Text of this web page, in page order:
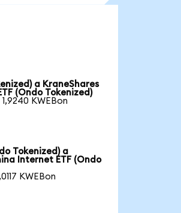
a KraneShares
(Ondo Tokenized)
KWEBon
Tokenized) a
Internet ETF (Ondo
KWEBon